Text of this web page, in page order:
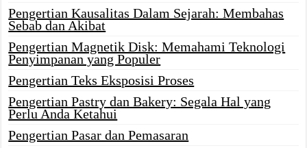
Pengertian Kausalitas Dalam Sejarah: Membahas
Sebab dan Akibat
Pengertian Magnetik Disk: Memahami Teknologi
Penyimpanan yang Populer
Pengertian Teks Eksposisi Proses
Pengertian Pastry dan Bakery: Segala Hal yang
Perlu Anda Ketahui
Pengertian Pasar dan Pemasaran